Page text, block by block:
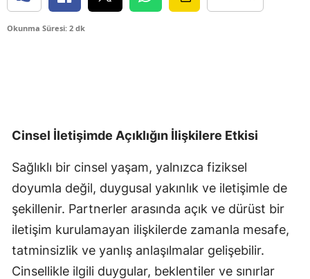
Okunma Süresi: 2 dk
Cinsel İletişimde Açıklığın İlişkilere Etkisi
Sağlıklı bir cinsel yaşam, yalnızca fiziksel
doyumla değil, duygusal yakınlık ve iletişimle de
şekillenir. Partnerler arasında açık ve dürüst bir
iletişim kurulamayan ilişkilerde zamanla mesafe,
tatminsizlik ve yanlış anlaşılmalar gelişebilir.
Cinsellikle ilgili duygular, beklentiler ve sınırlar